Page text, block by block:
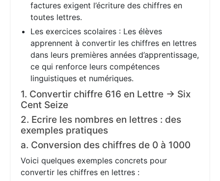
factures exigent l’écriture des chiffres en
toutes lettres.
Les exercices scolaires : Les élèves
apprennent à convertir les chiffres en lettres
dans leurs premières années d’apprentissage,
ce qui renforce leurs compétences
linguistiques et numériques.
1. Convertir chiffre 616 en Lettre → Six
Cent Seize
2. Ecrire les nombres en lettres : des
exemples pratiques
a. Conversion des chiffres de 0 à 1000
Voici quelques exemples concrets pour
convertir les chiffres en lettres :